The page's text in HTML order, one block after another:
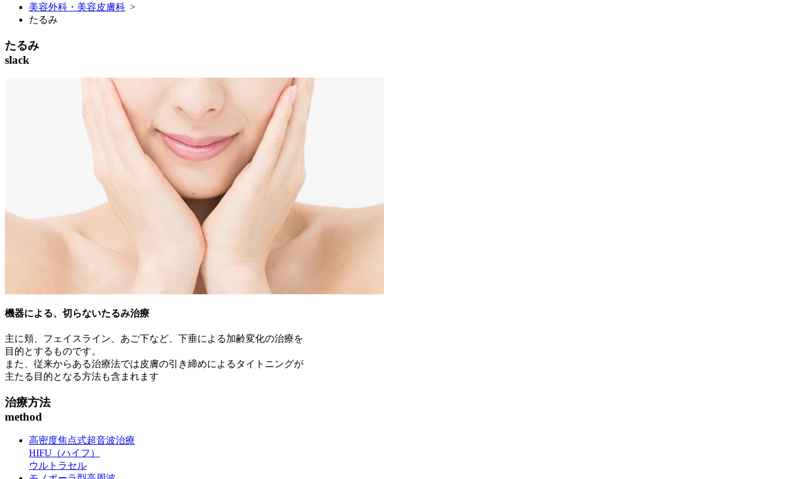
美容外科・美容皮膚科 >
たるみ
たるみ
slack
機器による、切らないたるみ治療
主に頬、フェイスライン、あご下など、下垂による加齢変化の治療を
目的とするものです。
また、従来からある治療法では皮膚の引き締めによるタイトニングが
主たる目的となる方法も含まれます
治療方法
method
高密度焦点式超音波治療
HIFU（ハイフ）
ウルトラセル